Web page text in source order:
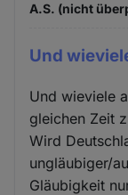
A.S. (nicht
Und
Und wieviele
gleichen Zeit
Wird
ungläubiger/
Gläubigkeit